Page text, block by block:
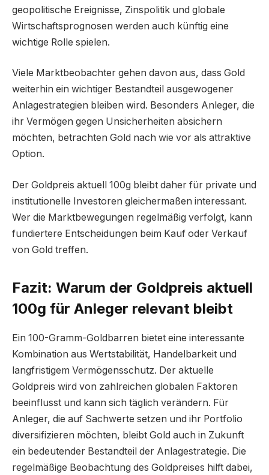
geopolitische Ereignisse, Zinspolitik und globale
Wirtschaftsprognosen werden auch künftig eine
wichtige Rolle spielen.
Viele Marktbeobachter gehen davon aus, dass Gold
weiterhin ein wichtiger Bestandteil ausgewogener
Anlagestrategien bleiben wird. Besonders Anleger, die
ihr Vermögen gegen Unsicherheiten absichern
möchten, betrachten Gold nach wie vor als attraktive
Option.
Der Goldpreis aktuell 100g bleibt daher für private und
institutionelle Investoren gleichermaßen interessant.
Wer die Marktbewegungen regelmäßig verfolgt, kann
fundiertere Entscheidungen beim Kauf oder Verkauf
von Gold treffen.
Fazit: Warum der Goldpreis aktuell
100g für Anleger relevant bleibt
Ein 100-Gramm-Goldbarren bietet eine interessante
Kombination aus Wertstabilität, Handelbarkeit und
langfristigem Vermögensschutz. Der aktuelle
Goldpreis wird von zahlreichen globalen Faktoren
beeinflusst und kann sich täglich verändern. Für
Anleger, die auf Sachwerte setzen und ihr Portfolio
diversifizieren möchten, bleibt Gold auch in Zukunft
ein bedeutender Bestandteil der Anlagestrategie. Die
regelmäßige Beobachtung des Goldpreises hilft dabei,